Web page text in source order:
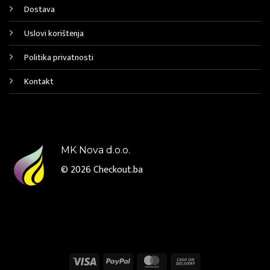
Dostava
Uslovi korištenja
Politika privatnosti
Kontakt
MK Nova d.o.o.
© 2026Checkout.ba